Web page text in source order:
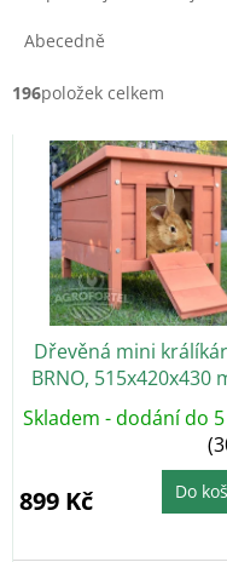
í
Abecedně
196položek celkem
Dřevěná mini
BRNO, 515x420x430
Skladem - dodání do
899 Kč Do